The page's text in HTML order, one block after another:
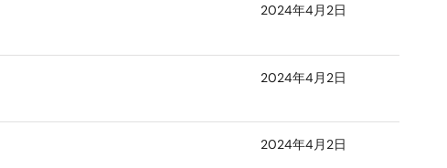
2024年4月2日
2024年4月2日
2024年4月2日